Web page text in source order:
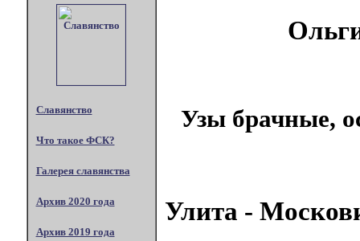
Славянство
Что такое ФСК?
Галерея славянства
Архив 2020 года
Архив 2019 года
Узы брачные,
Улита -